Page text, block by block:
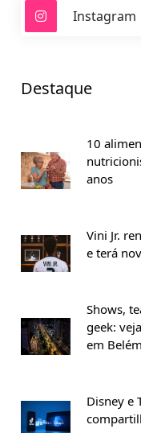
Instagram
Destaque
10
anos
Vini Jr.
e terá
Shows,
geek:
em Belém
Disney e